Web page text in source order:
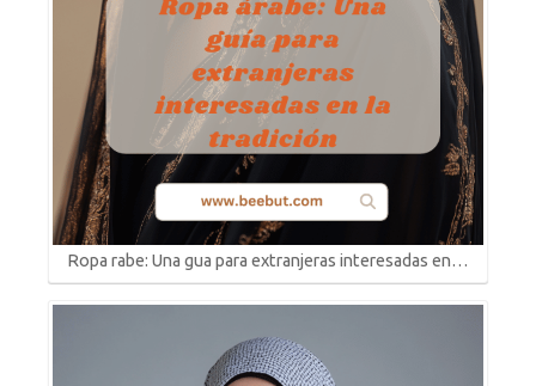
Ropa rabe: Una gua para extranjeras interesadas en…